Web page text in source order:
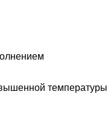
температуры